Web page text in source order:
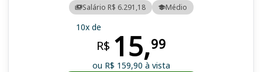
Salário R$ 6.291,18 Médio
10x de
R$ 15,99
ou R$ 159,90 à vista